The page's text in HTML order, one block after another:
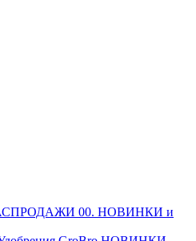
00. НОВИНКИ и